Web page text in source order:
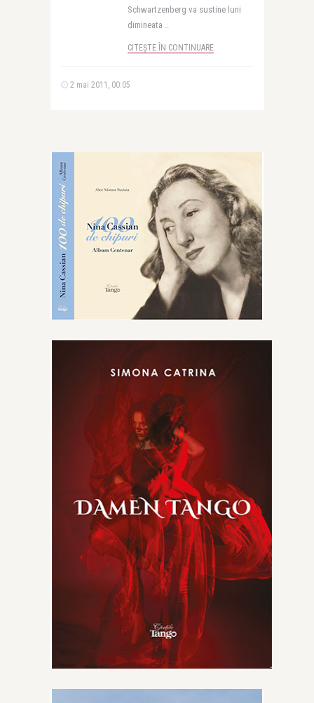
Schwartzenberg va sustine luni
dimineata ..
CITEȘTE ÎN CONTINUARE
2 mai 2011, 00:05